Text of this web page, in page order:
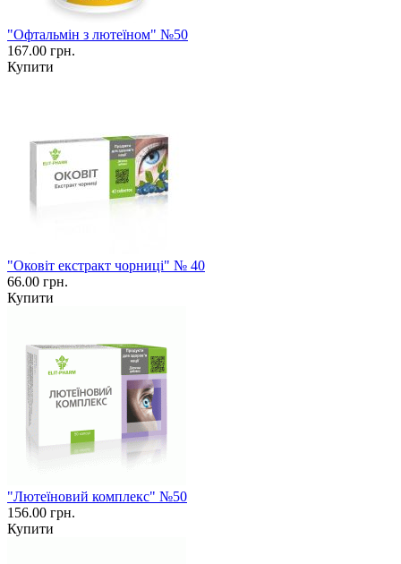
"Офтальмін з лютеїном" №50
167.00 грн.
Купити
"Оковіт екстракт чорниці" № 40
66.00 грн.
Купити
"Лютеїновий комплекс" №50
156.00 грн.
Купити